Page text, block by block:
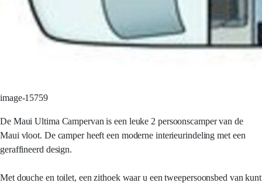
image-15759
De Maui Ultima Campervan is een leuke 2 persoonscamper van de
Maui vloot. De camper heeft een moderne interieurindeling met een
geraffineerd design.
Met douche en toilet, een zithoek waar u een tweepersoonsbed van kunt